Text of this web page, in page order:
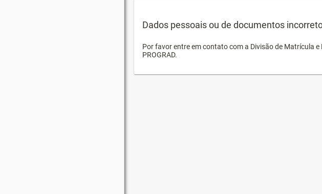
Dados pessoais ou de documentos
Por favor entre em contato com a Divisão de Matrícula
PROGRAD.